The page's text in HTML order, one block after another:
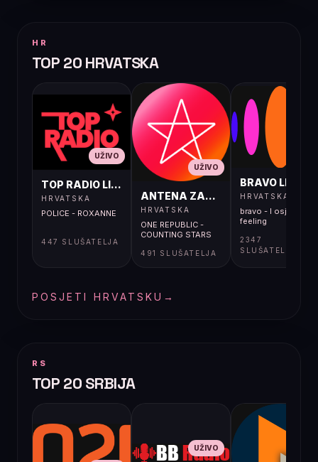
HR
TOP 20 HRVATSKA
UŽIVO
TOP RADIO LIVE
HRVATSKA
POLICE - ROXANNE
447 SLUŠATELJA
UŽIVO
ANTENA ZAGREB LIVE
HRVATSKA
ONE REPUBLIC -
COUNTING STARS
491 SLUŠATELJA
BRAVO LIVE
HRVATSKA
bravo - I osjećaj i
feeling
2347
SLUŠATELJA
POSJETI HRVATSKU →
RS
TOP 20 SRBIJA
UŽIVO